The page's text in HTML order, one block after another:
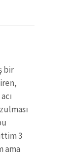
bir
3
ama